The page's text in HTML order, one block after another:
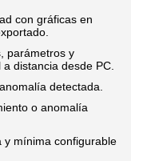
con gráficas en
parámetros y
distancia desde PC.
detectada.
o anomalía
y mínima configurable